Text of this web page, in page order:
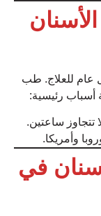
عام للعلاج. طب
أسباب رئيسية:
تتجاوز ساعتين.
وأمريكا.
في